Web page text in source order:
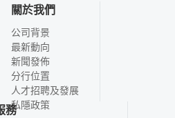
關於我們
公司背景
最新動向
新聞發佈
分行位置
人才招聘及發展
私隱政策
務